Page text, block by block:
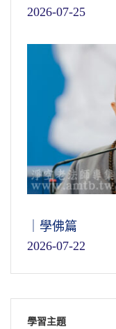
2026-07-25
｜學佛篇
2026-07-22
學習主題